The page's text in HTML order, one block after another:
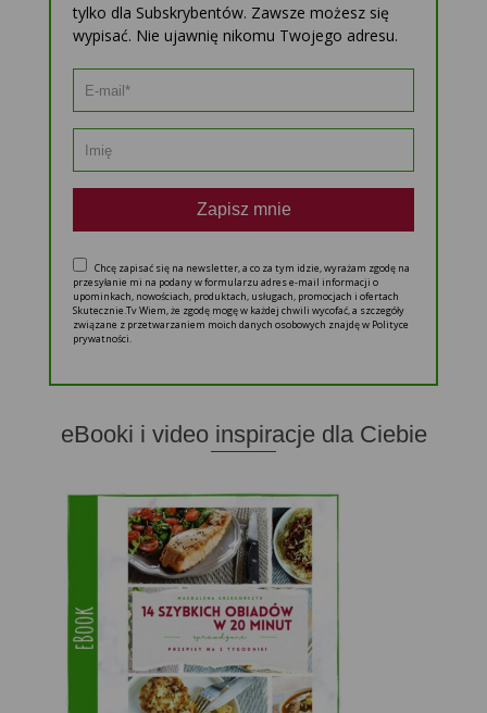
tylko dla Subskrybentów. Zawsze możesz się
wypisać. Nie ujawnię nikomu Twojego adresu.
Zapisz mnie
Chcę zapisać się na newsletter, a co za tym idzie, wyrażam zgodę na
przesyłanie mi na podany w formularzu adres e-mail informacji o
upominkach, nowościach, produktach, usługach, promocjach i ofertach
Skutecznie.Tv Wiem, że zgodę mogę w każdej chwili wycofać, a szczegóły
związane z przetwarzaniem moich danych osobowych znajdę w Polityce
prywatności.
eBooki i video inspiracje dla Ciebie